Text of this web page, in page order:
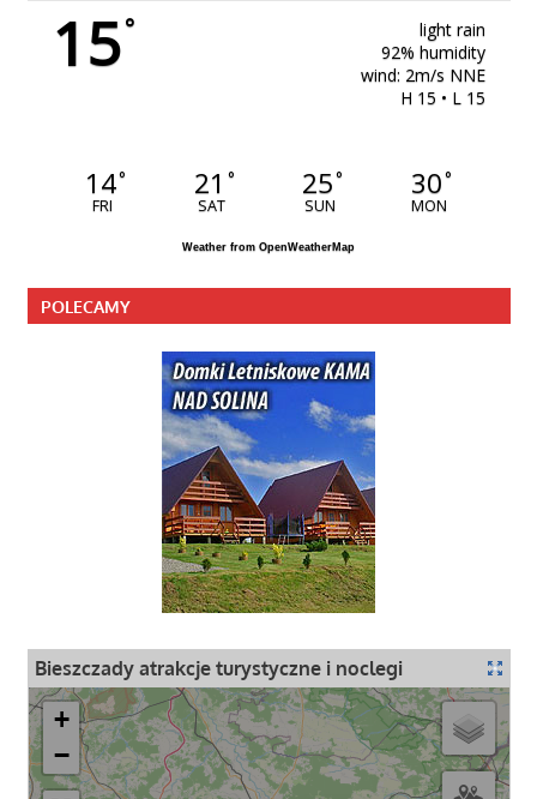
15°
light rain
92% humidity
wind: 2m/s NNE
H 15 • L 15
14°
FRI
21 °
SAT
25°
SUN
30°
MON
Weather from OpenWeatherMap
POLECAMY
Bieszczady atrakcje turystyczne i noclegi
+
−